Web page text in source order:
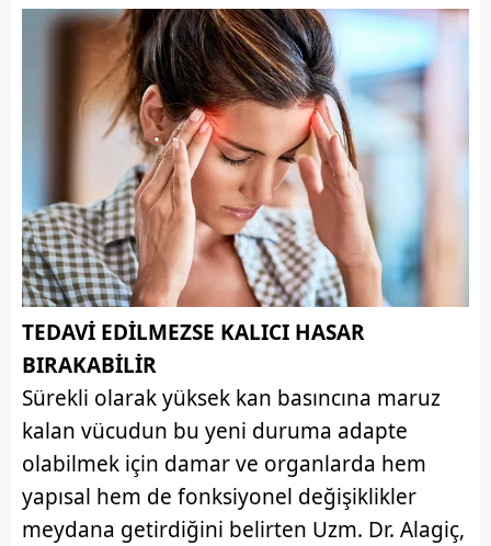
Sizlere daha iyi bir hizmet sunabilmek için İnternet
Sitemizde kendimize ve üçüncü kişilere ait çerezler
kullanılmaktadır. Bu çerezler vasıtasıyla çeşitli kişisel
verileriniz işlenmekte olup gerekli olan çerezler bilgi
toplumu hizmetlerinin sunulması amacıyla
kullanılmaktadır. Diğer çerezler, sitemizin daha işlevsel
kılınması ve kişiselleştirilmesi ve sizlere yönelik
reklam/pazarlama faaliyetlerinin yapılması, amaçlarıyla
sınırlı olarak açık rızanız dahilinde kullanılacaktır.
Çerezlere ilişkin tercihlerinizi aşağıda yer alan panel
vasıtasıyla belirleyebilirsiniz. Çerezlere ilişkin detaylı bilgi
için Ayarlar butonuna tıklayabilir,
Metnimiziziyaret edebilirsiniz.
6698 sayılı Kişisel Verilerin Korunması Kanunu uyarınca
hazırlanmış Aydınlatma Metnimizi okumak ve sitemizde
ilgili mevzuata uygun olarak kullanılan çerezlerle ilgili bilgi
almak için lütfentıklayınız.
TEDAVİ EDİLMEZSE KALICI HASAR
BIRAKABİLİR
Sürekli olarak yüksek kan basıncına maruz
kalan vücudun bu yeni duruma adapte
olabilmek için damar ve organlarda hem
yapısal hem de fonksiyonel değişiklikler
meydana getirdiğini belirten Uzm. Dr. Alagiç,